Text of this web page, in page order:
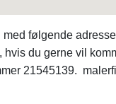
følgende
du gerne vil
21545139.